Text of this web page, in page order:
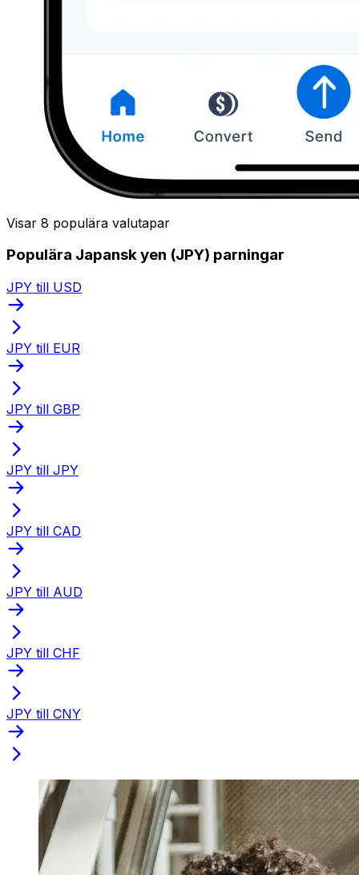
Visar 8 populära valutapar
Populära Japansk yen (JPY) parningar
JPY till USD
JPY till EUR
JPY till GBP
JPY till JPY
JPY till CAD
JPY till AUD
JPY till CHF
JPY till CNY